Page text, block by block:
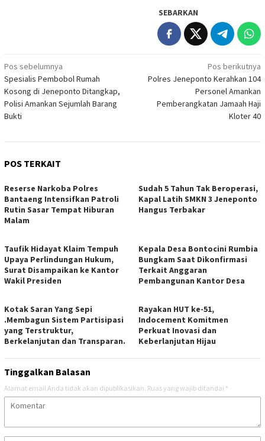
SEBARKAN
Navigasi
pos
Pos sebelumnya
Spesialis Pembobol Rumah
Kosong di Jeneponto Ditangkap,
Polisi Amankan Sejumlah Barang
Bukti
Pos berikutnya
Polres Jeneponto Kerahkan 104
Personel Amankan
Pemberangkatan Jamaah Haji
Kloter 40
POS TERKAIT
Reserse Narkoba Polres
Bantaeng Intensifkan Patroli
Rutin Sasar Tempat Hiburan
Malam
Sudah 5 Tahun Tak Beroperasi,
Kapal Latih SMKN 3 Jeneponto
Hangus Terbakar
Taufik Hidayat Klaim Tempuh
Upaya Perlindungan Hukum,
Surat Disampaikan ke Kantor
Wakil Presiden
Kepala Desa Bontocini Rumbia
Bungkam Saat Dikonfirmasi
Terkait Anggaran
Pembangunan Kantor Desa
Kotak Saran Yang Sepi
.Membagun Sistem Partisipasi
yang Terstruktur,
Berkelanjutan dan Transparan.
Rayakan HUT ke-51,
Indocement Komitmen
Perkuat Inovasi dan
Keberlanjutan Hijau
Tinggalkan Balasan
Alamat email Anda tidak akan dipublikasikan. Ruas yang wajib ditandai *